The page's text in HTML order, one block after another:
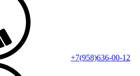
+7(958)636-00-12